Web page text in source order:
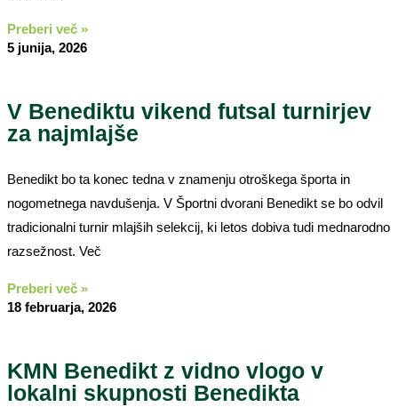
Preberi več »
5 junija, 2026
V Benediktu vikend futsal turnirjev
za najmlajše
Benedikt bo ta konec tedna v znamenju otroškega športa in
nogometnega navdušenja. V Športni dvorani Benedikt se bo odvil
tradicionalni turnir mlajših selekcij, ki letos dobiva tudi mednarodno
razsežnost. Več
Preberi več »
18 februarja, 2026
KMN Benedikt z vidno vlogo v
lokalni skupnosti Benedikta